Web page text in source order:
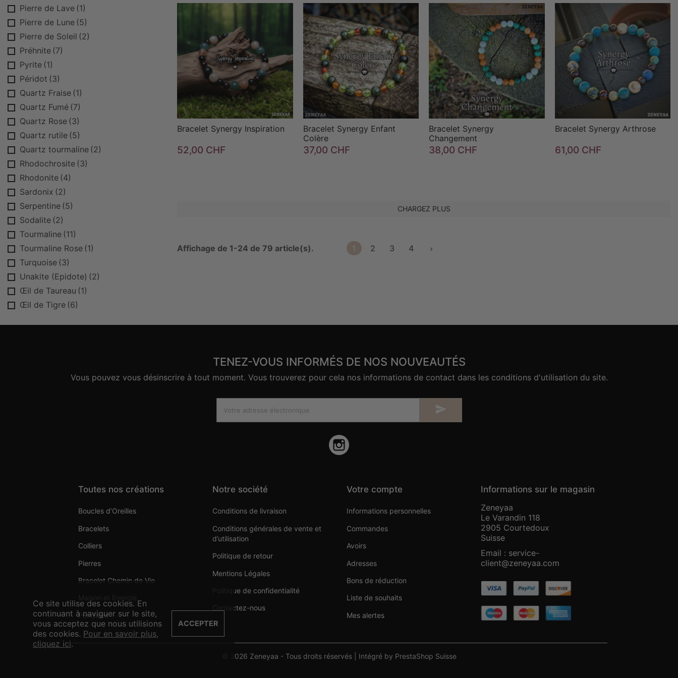
Pierre de Lave (1)
Pierre de Lune (5)
Pierre de Soleil (2)
Préhnite (7)
Pyrite (1)
Péridot (3)
Quartz Fraise (1)
Quartz Fumé (7)
Quartz Rose (3)
Quartz rutile (5)
Quartz tourmaline (2)
Rhodochrosite (3)
Rhodonite (4)
Sardonix (2)
Serpentine (5)
Sodalite (2)
Tourmaline (11)
Tourmaline Rose (1)
Turquoise (3)
Unakite (Epidote) (2)
Œil de Taureau (1)
Œil de Tigre (6)
  favorite_border
Bracelet Synergy Inspiration
52,00 CHF
  favorite_border
Bracelet Synergy Enfant
Colère
37,00 CHF
  favorite_border
Bracelet Synergy
Changement
38,00 CHF
  favorite_border
Bracelet Synergy Arthrose
61,00 CHF
CHARGEZ PLUS
Affichage de 1-24 de 79 article(s). 1 2 3 4 
TENEZ-VOUS INFORMÉS DE NOS NOUVEAUTÉS
Vous pouvez vous désinscrire à tout moment. Vous trouverez pour cela nos informations de contact dans les conditions d'utilisation du site.

Toutes nos créations
Boucles d’Oreilles
Bracelets
Colliers
Pierres
Bracelet Chemin de Vie
Pendules
Notre société
Conditions de livraison
Conditions générales de vente et
d’utilisation
Politique de retour
Mentions Légales
Politique de confidentialité
Contactez-nous
Votre compte
Informations personnelles
Commandes
Avoirs
Adresses
Bons de réduction
Liste de souhaits
Mes alertes
Informations sur le magasin
Zeneyaa
Le Varandin 118
2905 Courtedoux
Suisse
Email : service-
client@zeneyaa.com
© 2026 Zeneyaa - Tous droits réservés | Intégré by PrestaShop Suisse
Ce site utilise des cookies. En
continuant à naviguer sur le site,
vous acceptez que nous utilisions
des cookies. Pour en savoir plus,
cliquez ici.
ACCEPTER